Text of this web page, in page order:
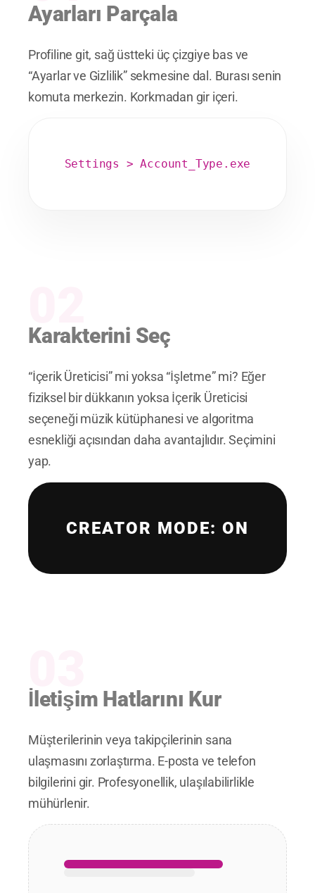
Ayarları Parçala
Profiline git, sağ üstteki üç çizgiye bas ve
“Ayarlar ve Gizlilik” sekmesine dal. Burası senin
komuta merkezin. Korkmadan gir içeri.
Settings > Account_Type.exe
CREATOR MODE: ON
Karakterini Seç
“İçerik Üreticisi” mi yoksa “İşletme” mi? Eğer
fiziksel bir dükkanın yoksa İçerik Üreticisi
seçeneği müzik kütüphanesi ve algoritma
esnekliği açısından daha avantajlıdır. Seçimini
yap.
İletişim Hatlarını Kur
Müşterilerinin veya takipçilerinin sana
ulaşmasını zorlaştırma. E-posta ve telefon
bilgilerini gir. Profesyonellik, ulaşılabilirlikle
mühürlenir.